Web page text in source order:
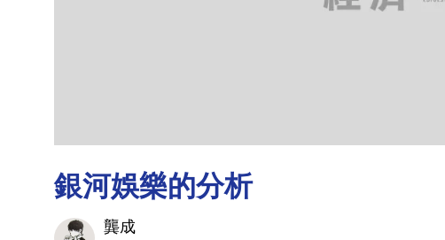
銀河娛樂的分析
龔成